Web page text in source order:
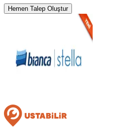
Hemen Talep Oluştur